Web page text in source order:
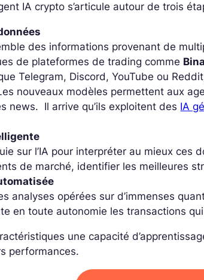
IA crypto s’articule autour de trois
des informations provenant de
de plateformes detrading comme
Telegram, Discord, YouTube ou
nouveaux modèles permettent aux
news. Il arrive qu’ils exploitent des IA
sur l’IA pour interpréter au mieux
de marché, identifier les meilleures
analyses opérées sur d’immenses
en toute autonomie les transactions
une capacité
performances.